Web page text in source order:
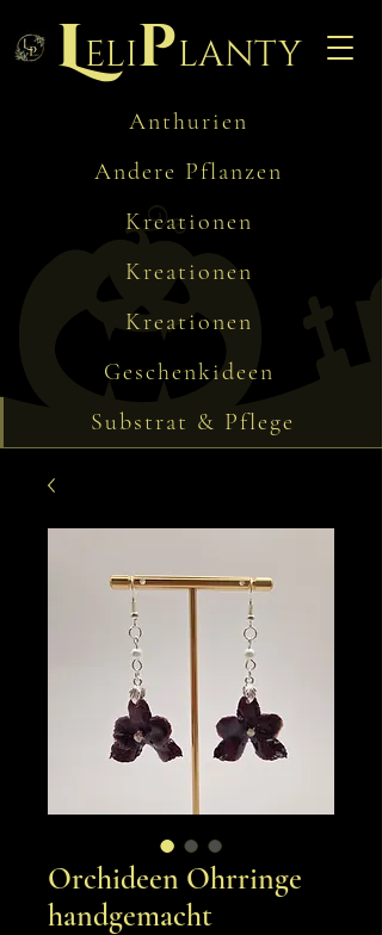
Leliplanty
Anthurien
Andere Pflanzen
Kreationen
Kreationen
Kreationen
Geschenkideen
Substrat & Pflege
Orchideen Ohrringe
handgemacht